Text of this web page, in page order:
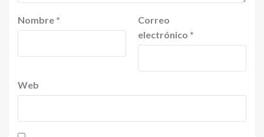
Nombre *
Correo
electrónico *
Web